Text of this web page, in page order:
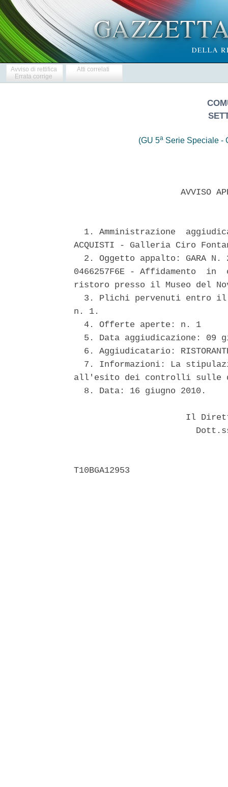
Avviso di rettifica
Errata corrige
Atti correlati
(GU 5a Serie Speciale -
AVVISO
1. Amministrazione
ACQUISTI - Galleria Ciro
2. Oggetto appalto: GARA N.
0466257F6E - Affidamento
ristoro presso il Museo del
3. Plichi pervenuti entro
n. 1.
  4. Offerte aperte: n. 1
5. Data aggiudicazione: 09
6. Aggiudicatario:
7. Informazioni: La
all'esito dei controlli sulle
  8. Data: 16 giugno 2010.
Il